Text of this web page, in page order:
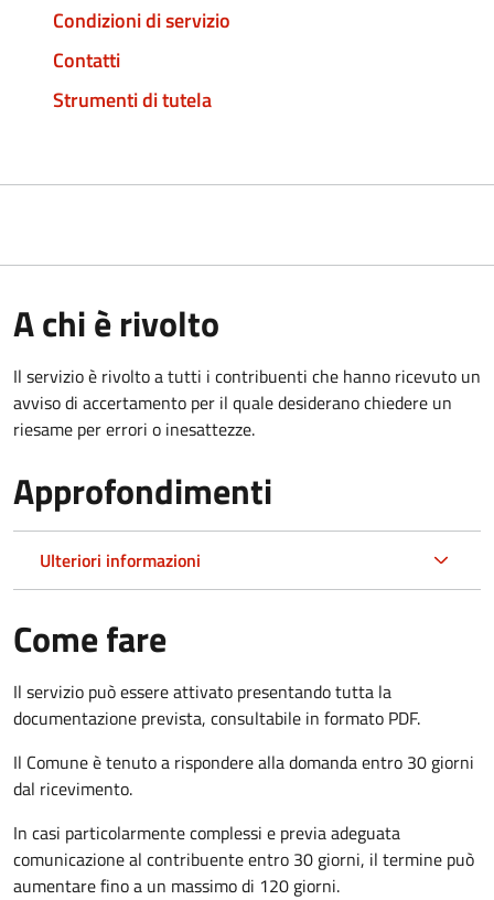
Condizioni di servizio
Contatti
Strumenti di tutela
A chi è rivolto
Il servizio è rivolto a tutti i contribuenti che hanno ricevuto un
avviso di accertamento per il quale desiderano chiedere un
riesame per errori o inesattezze.
Approfondimenti
Ulteriori informazioni
Come fare
Il servizio può essere attivato presentando tutta la
documentazione prevista, consultabile in formato PDF.
Il Comune è tenuto a rispondere alla domanda entro 30 giorni
dal ricevimento.
In casi particolarmente complessi e previa adeguata
comunicazione al contribuente entro 30 giorni, il termine può
aumentare fino a un massimo di 120 giorni.